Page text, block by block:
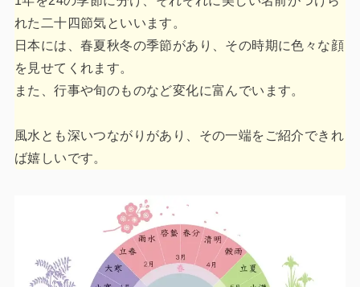
れた二十四節気といいます。
日本には、春夏秋冬の季節があり、その時期に色々な顔
を見せてくれます。
また、行事や旬のものなど変化に富んでいます。
風水とも深いつながりがあり、その一端をご紹介できれ
ば嬉しいです。